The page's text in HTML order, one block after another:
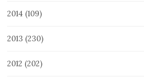
2014 (109)
2013 (230)
2012 (202)